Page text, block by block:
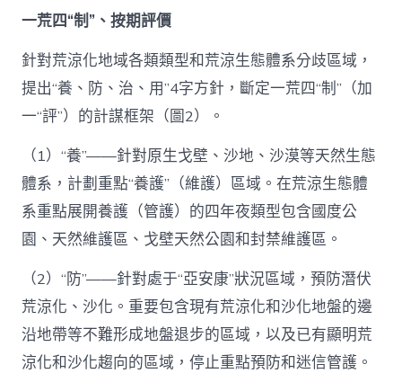
一荒四“制”、按期評價
針對荒涼化地域各類類型和荒涼生態體系分歧區域，
提出“養、防、治、用”4字方針，斷定一荒四“制”（加
一“評”）的計謀框架（圖2）。
（1）“養”——針對原生戈壁、沙地、沙漠等天然生態
體系，計劃重點“養護”（維護）區域。在荒涼生態體
系重點展開養護（管護）的四年夜類型包含國度公
園、天然維護區、戈壁天然公園和封禁維護區。
（2）“防”——針對處于“亞安康”狀況區域，預防潛伏
荒涼化、沙化。重要包含現有荒涼化和沙化地盤的邊
沿地帶等不難形成地盤退步的區域，以及已有顯明荒
涼化和沙化趨向的區域，停止重點預防和迷信管護。